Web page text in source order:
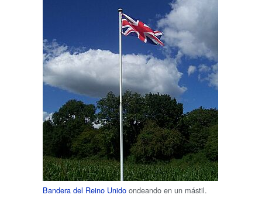
Bandera del Reino Unido ondeando en un mástil.